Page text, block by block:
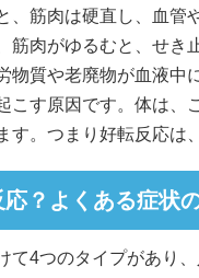
、筋肉は硬直し、血管
筋肉がゆるむと、せき
物質や老廃物が血液中
こす原因です。体は、
す。つまり好転反応は
？よくある症状
て4つのタイプがあり